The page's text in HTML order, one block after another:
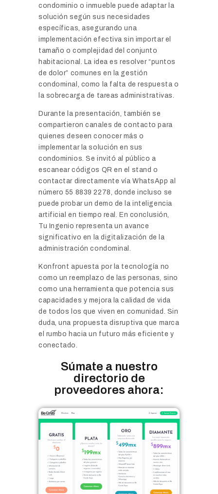
condominio o inmueble puede adaptar la
solución según sus necesidades
específicas, asegurando una
implementación efectiva sin importar el
tamaño o complejidad del conjunto
habitacional. La idea es resolver “puntos
de dolor” comunes en la gestión
condominal, como la falta de respuesta o
la sobrecarga de tareas administrativas.
Durante la presentación, también se
compartieron canales de contacto para
quienes deseen conocer más o
implementar la solución en sus
condominios. Se invitó al público a
escanear códigos QR en el stand o
contactar directamente vía WhatsApp al
número 55 8839 2278, donde incluso se
puede probar un demo de la inteligencia
artificial en tiempo real. En conclusión,
Tu Ingenio representa un avance
significativo en la digitalización de la
administración condominal.
Konfront apuesta por la tecnología no
como un reemplazo de las personas, sino
como una herramienta que potencia sus
capacidades y mejora la calidad de vida
de todos los que viven en comunidad. Sin
duda, una propuesta disruptiva que marca
el rumbo hacia un futuro más eficiente y
conectado.
Súmate a nuestro
directorio de
proveedores ahora: